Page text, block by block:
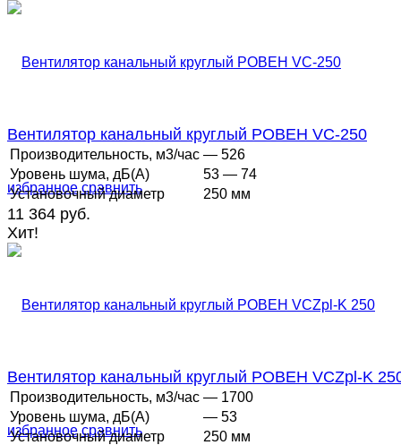
избранное сравнить
Вентилятор канальный круглый РОВЕН VC-250
Производительность, м3/час — 526
Уровень шума, дБ(А)
53 — 74
Установочный диаметр
250 мм
11 364 руб.
Хит!
избранное сравнить
Вентилятор канальный круглый РОВЕН VCZpl-K
Производительность, м3/час — 1700
Уровень шума, дБ(А)
— 53
Установочный диаметр
250 мм